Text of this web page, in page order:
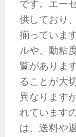
です。エー
供しており
揃っていま
ルや、動粘
覧がありま
ることが大
異なります
れています
は、送料や